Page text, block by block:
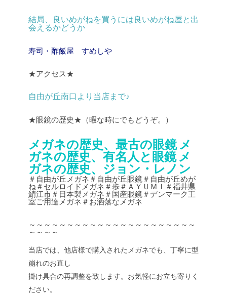
結局、良いめがねを買うには良いめがね屋と出
会えるかどうか
寿司・酢飯屋 すめしや
★アクセス★
自由が丘南口より当店まで♪
★眼鏡の歴史★（暇な時にでもどうぞ。）
メガネの歴史、最古の眼鏡 メ
ガネの歴史、有名人と眼鏡 メ
ガネの歴史、ジョン・レノン
＃自由が丘メガネ＃自由が丘眼鏡＃自由が丘めが
ね＃セルロイドメガネ＃歩＃ＡＹＵＭＩ＃福井県
鯖江市＃日本製メガネ＃国産眼鏡＃デンマーク王
室ご用達メガネ＃お洒落なメガネ
～～～～～～～～～～～～～～～～～～～～～～
～～～～
当店では、他店様で購入されたメガネでも、丁寧に型
崩れのお直し
掛け具合の再調整を致します。お気軽にお立ち寄りく
ださい。